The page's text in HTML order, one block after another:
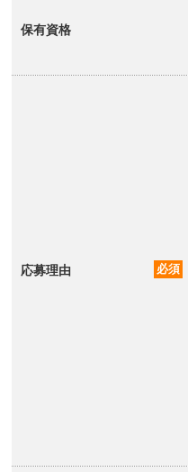
保有資格
応募理由 必須